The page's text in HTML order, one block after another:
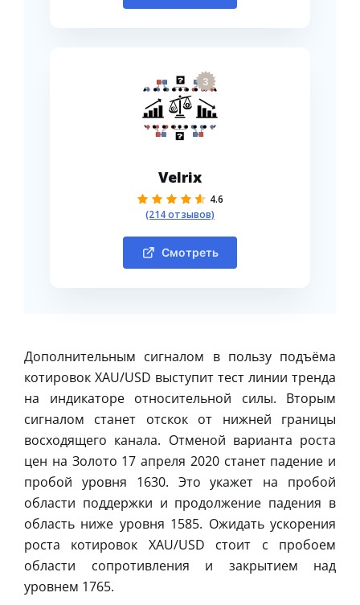
3
Velrix
4.6
(214 отзывов)
Смотреть
Дополнительным сигналом в пользу подъёма
котировок XAU/USD выступит тест линии тренда
на индикаторе относительной силы. Вторым
сигналом станет отскок от нижней границы
восходящего канала. Отменой варианта роста
цен на Золото 17 апреля 2020 станет падение и
пробой уровня 1630. Это укажет на пробой
области поддержки и продолжение падения в
область ниже уровня 1585. Ожидать ускорения
роста котировок XAU/USD стоит с пробоем
области сопротивления и закрытием над
уровнем 1765.